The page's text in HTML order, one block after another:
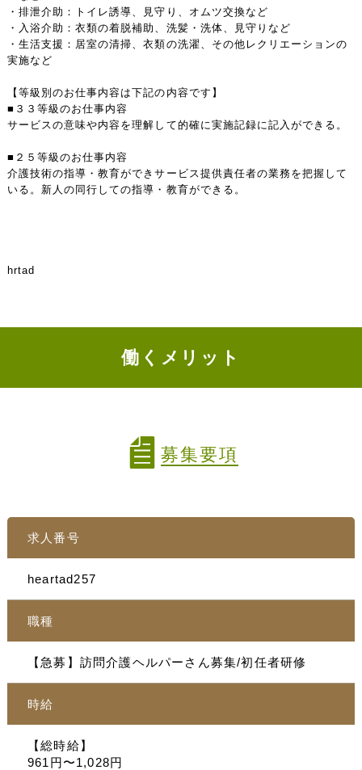
・排泄介助：トイレ誘導、見守り、オムツ交換など
・入浴介助：衣類の着脱補助、洗髪・洗体、見守りなど
・生活支援：居室の清掃、衣類の洗濯、その他レクリエーションの
実施など
【等級別のお仕事内容は下記の内容です】
■３３等級のお仕事内容
サービスの意味や内容を理解して的確に実施記録に記入ができる。
■２５等級のお仕事内容
介護技術の指導・教育ができサービス提供責任者の業務を把握して
いる。新人の同行しての指導・教育ができる。
hrtad
働くメリット
募集要項
求人番号
heartad257
職種
【急募】訪問介護ヘルパーさん募集/初任者研修
時給
【総時給】
961円〜1,028円